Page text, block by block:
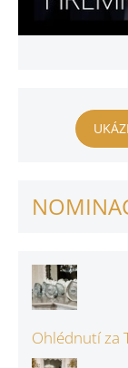
Ohlédnutí za